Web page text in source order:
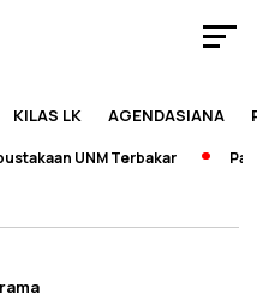
KILAS LK AGENDASIANA
UNM Terbakar